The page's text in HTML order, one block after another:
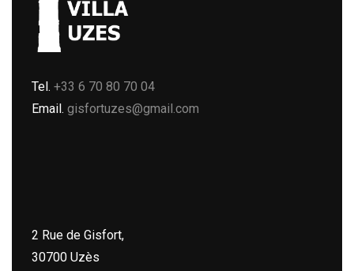
Tel. +33 6 70 80 70 04
Email. gisfortuzes@gmail.com
2 Rue de Gisfort,
30700 Uzès